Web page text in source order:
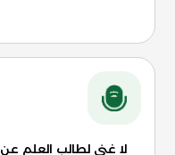
لا غنى لطالب العلم عن